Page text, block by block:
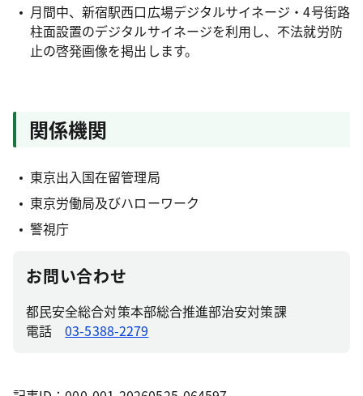
月間中、新宿駅西口広場デジタルサイネージ・4号街路
柱面設置のデジタルサイネージを利用し、不法就労防
止の啓発画像を掲出します。
関係機関
東京出入国在留管理局
東京労働局及びハローワーク
警視庁
お問い合わせ
都民安全総合対策本部総合推進部治安対策課
電話03-5388-2279